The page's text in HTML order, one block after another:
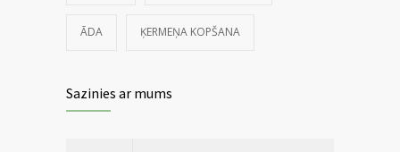
ĀDA ĶERMEŅA KOPŠANA
Sazinies ar mums